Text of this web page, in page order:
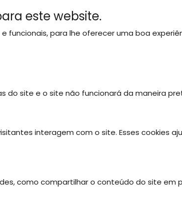
este website.
funcionais, para lhe oferecer uma boa
do site e o site não funcionará da maneira
interagem com o site. Esses cookies
como compartilhar o conteúdo do site